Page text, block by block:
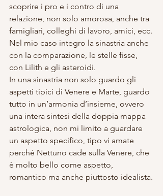
scoprire i pro e i contro di una
relazione, non solo amorosa, anche tra
famigliari, colleghi di lavoro, amici, ecc.
Nel mio caso integro la sinastria anche
con la comparazione, le stelle fisse,
con Lilith e gli asteroidi.
In una sinastria non solo guardo gli
aspetti tipici di Venere e Marte, guardo
tutto in un’armonia d’insieme, ovvero
una intera sintesi della doppia mappa
astrologica, non mi limito a guardare
un aspetto specifico, tipo vi amate
perché Nettuno cade sulla Venere, che
è molto bello come aspetto,
romantico ma anche piuttosto idealista.